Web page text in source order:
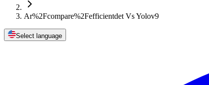
Ar%2Fcompare%2Fefficientdet Vs Yolov9
Select language